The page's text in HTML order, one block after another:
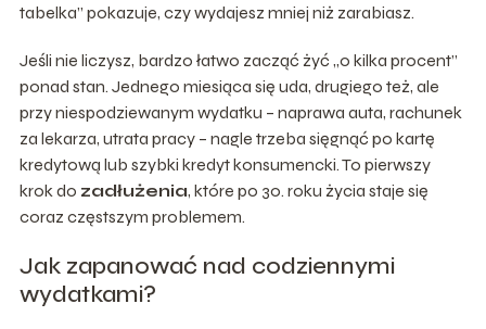
tabelka” pokazuje, czy wydajesz mniej niż zarabiasz.
Jeśli nie liczysz, bardzo łatwo zacząć żyć „o kilka procent”
ponad stan. Jednego miesiąca się uda, drugiego też, ale
przy niespodziewanym wydatku – naprawa auta, rachunek
za lekarza, utrata pracy – nagle trzeba sięgnąć po kartę
kredytową lub szybki kredyt konsumencki. To pierwszy
krok do zadłużenia, które po 30. roku życia staje się
coraz częstszym problemem.
Jak zapanować nad codziennymi
wydatkami?